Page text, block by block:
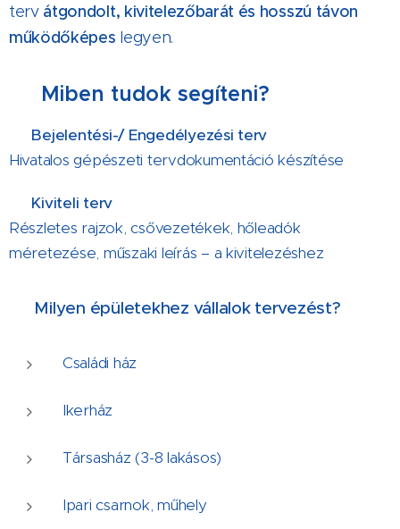
terv átgondolt, kivitelezőbarát és hosszú távon
működőképes legyen.
Miben tudok segíteni?
Bejelentési-/ Engedélyezési terv
Hivatalos gépészeti tervdokumentáció készítése
Kiviteli terv
Részletes rajzok, csővezetékek, hőleadók
méretezése, műszaki leírás – a kivitelezéshez
Milyen épületekhez vállalok tervezést?
Családi ház
Ikerház
Társasház (3-8 lakásos)
Ipari csarnok, műhely